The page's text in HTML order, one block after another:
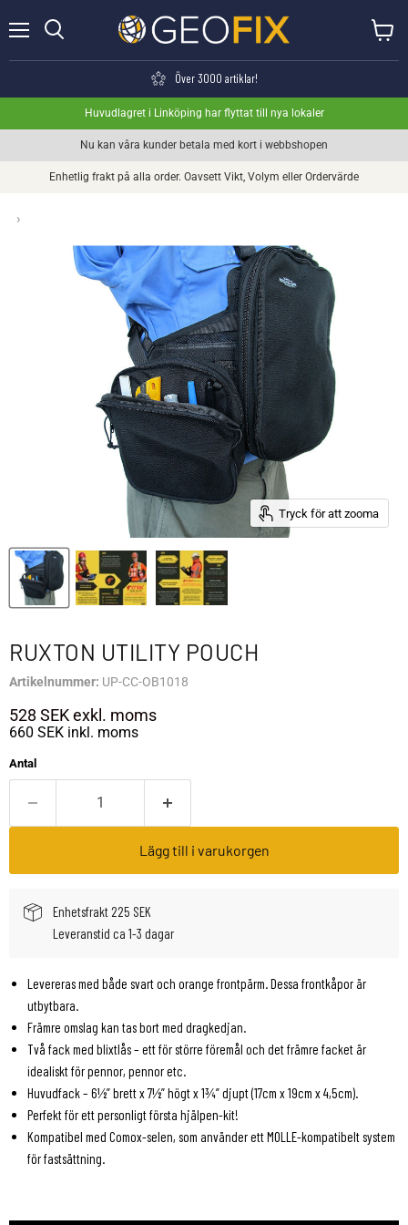
Över 3000 artiklar!
Huvudlagret i Linköping har flyttat till nya lokaler
Nu kan våra kunder betala med kort i webbshopen
Enhetlig frakt på alla order. Oavsett Vikt, Volym eller Ordervärde
›
Tryck för att zooma
RUXTON UTILITY POUCH
Artikelnummer: UP-CC-OB1018
528 SEKexkl. moms
660 SEK inkl. moms
Antal
Lägg till i varukorgen
Enhetsfrakt 225 SEK
Leveranstid ca 1-3 dagar
Levereras med både svart och orange frontpärm. Dessa frontkåpor är
utbytbara.
Främre omslag kan tas bort med dragkedjan.
Två fack med blixtlås – ett för större föremål och det främre facket är
idealiskt för pennor, pennor etc.
Huvudfack – 6½” brett x 7½” högt x 1¾” djupt (17cm x 19cm x 4,5cm).
Perfekt för ett personligt första hjälpen-kit!
Kompatibel med Comox-selen, som använder ett MOLLE-kompatibelt system
för fastsättning.